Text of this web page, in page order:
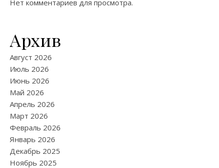
Нет комментариев для просмотра.
Архив
Август 2026
Июль 2026
Июнь 2026
Май 2026
Апрель 2026
Март 2026
Февраль 2026
Январь 2026
Декабрь 2025
Ноябрь 2025